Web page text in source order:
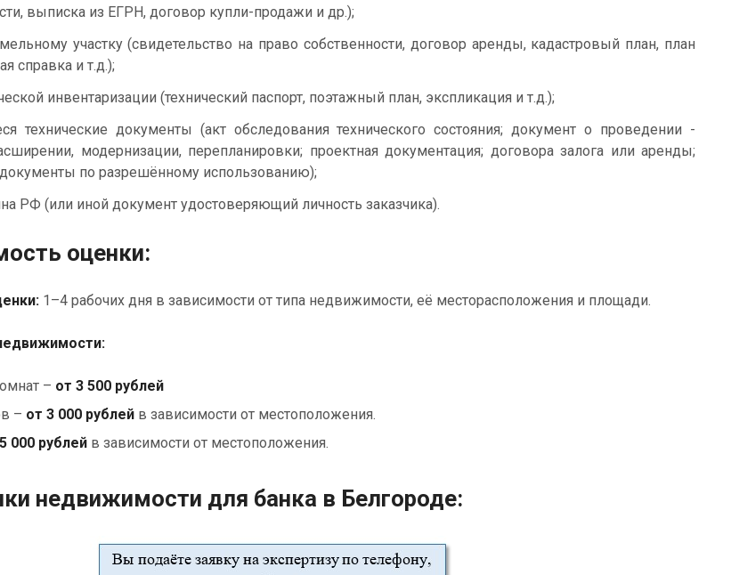
выписка из ЕГРН, договор купли-продажи и др.);
участку (свидетельство на право собственности, договор аренды, кадастровый план, план
справка и т.д.);
инвентаризации (технический паспорт, поэтажный план, экспликация и т.д.);
технические документы (акт обследования технического состояния; документ о проведении -
модернизации, перепланировки; проектная документация; договора залога или аренды;
по разрешённому использованию);
РФ (или иной документ удостоверяющий личность заказчика).
оценки:
1–4 рабочих дня в зависимости от типа недвижимости, её месторасположения и площади.
– от 3 500 рублей
– от 3 000 рублей в зависимости от местоположения.
000 рублей в зависимости от местоположения.
недвижимости для банка в Белгороде: